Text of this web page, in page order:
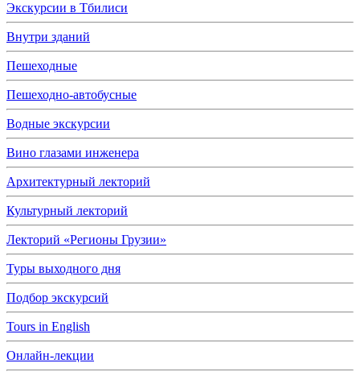
Экскурсии в Тбилиси
Внутри зданий
Пешеходные
Пешеходно-автобусные
Водные экскурсии
Вино глазами инженера
Архитектурный лекторий
Культурный лекторий
Лекторий «Регионы Грузии»
Туры выходного дня
Подбор экскурсий
Tours in English
Онлайн-лекции